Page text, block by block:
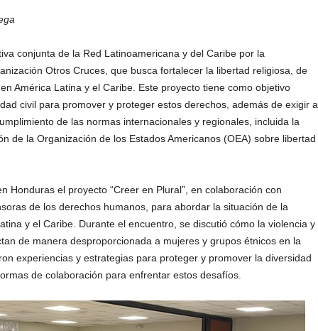
conjunta de la Red Latinoamericana y del Caribe por la
Otros Cruces, que busca fortalecer la libertad religiosa, de
América Latina y el Caribe. Este proyecto tiene como objetivo
civil para promover y proteger estos derechos, además de exigir a
de las normas internacionales y regionales, incluida la
de la Organización de los Estados Americanos (OEA) sobre libertad
Honduras el proyecto “Creer en Plural”, en colaboración con
de los derechos humanos, para abordar la situación de la
y el Caribe. Durante el encuentro, se discutió cómo la violencia y
de manera desproporcionada a mujeres y grupos étnicos en la
experiencias y estrategias para proteger y promover la diversidad
de colaboración para enfrentar estos desafíos.